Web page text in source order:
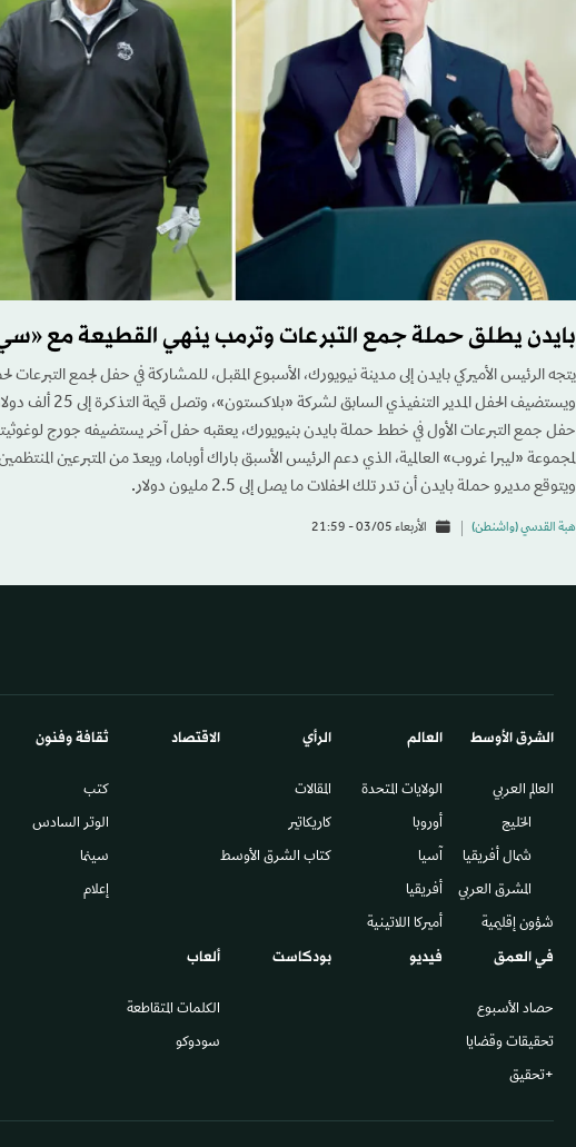
بايدن يطلق حملة جمع التبرعات وترمب ينهي القطيعة مع
يتجه الرئيس الأميركي بايدن إلى مدينة نيويورك، الأسبوع المقبل، للمشاركة في حفل لجمع التبرعات
ويستضيف الحفل المدير
حفل جمع التبرعات الأول في خطط حملة بايدن بنيويورك، يعقبه حفل آخر يستضيفه جورج
لمجموعة «ليبرا غروب» العالمية، الذي دعم الرئيس الأسبق باراك أوباما، ويعدّ من المتبرعين
ويتوقع مديرو حملة بايدن أن تدر تلك الحفلات ما يصل إلى 2.5 مليون دولار.
هبة القدسي (واشنطن) الأربعاء 03/05 - 21:59
الشرق الأوسط​
العالم العربي
الخليج
شمال أفريقيا
المشرق العربي
شؤون إقليمية
العالم
الولايات المتحدة
أوروبا
آسيا
أفريقيا
أميركا اللاتينية
الرأي
المقالات
كاريكاتير
كتاب الشرق الأوسط
الاقتصاد ثقافة وفنون
كتب
الوتر السادس​
سينما
إعلام
في العمق
حصاد الأسبوع
تحقيقات وقضايا
+تحقيق
فيديو بودكاست ألعاب
الكلمات المتقاطعة
سودوكو